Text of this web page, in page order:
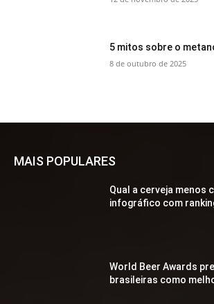
5 mitos sobre o
8 de outubro de 2025
MAIS POPULARES
Qual a cerveja menos
infográfico com
World Beer Awards
brasileiras como